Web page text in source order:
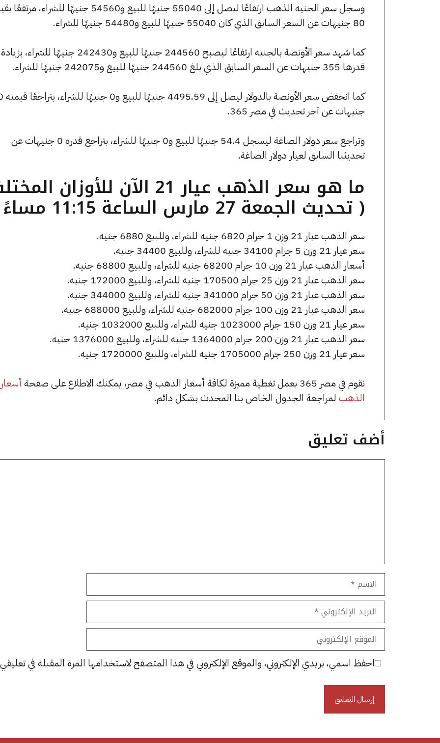
وسجل سعر الجنيه الذهب ارتفاعًا ليصل إلى 55040 جنيهًا للبيع و54560 جنيهًا للشراء،
80 جنيهات عن السعر السابق الذي كان 55040 جنيهًا للبيع و54480 جنيهًا للشراء.
كما شهد سعر الأونصة بالجنيه ارتفاعًا ليصبح 244560 جنيهًا للبيع و242430 جنيهًا للشراء، بزيادة
قدرها 355 جنيهات عن السعر السابق الذي بلغ 244560 جنيهًا للبيع و242075 جنيهًا للشراء.
كما انخفض سعر الأونصة بالدولار
جنيهات عن آخر تحديث في مصر 365.
وتراجع سعر دولار الصاغة ليسجل 54.4 جنيهًا للبيع و0 جنيهًا للشراء، بتراجع قدره 0 جنيهات عن
تحديثنا السابق لعيار دولار الصاغة.
ما هو سعر الذهب عيار 21 الآن للأوزان
( تحديث الجمعة 27 مارس الساعة 11:15 مساءً )
سعر الذهب عيار 21 وزن 1 جرام 6820 جنيه للشراء، وللبيع 6880 جنيه.
سعر عيار 21 وزن 5 جرام 34100 جنيه للشراء، وللبيع 34400 جنيه.
أسعار الذهب عيار 21 وزن 10 جرام 68200 جنيه للشراء، وللبيع 68800 جنيه.
سعر الذهب عيار 21 وزن 25 جرام 170500 جنيه للشراء، وللبيع 172000 جنيه.
سعر الذهب عيار 21 وزن 50 جرام 341000 جنيه للشراء، وللبيع 344000 جنيه.
سعر الذهب عيار 21 وزن 100 جرام 682000 جنيه للشراء، وللبيع 688000 جنيه.
سعر عيار 21 وزن 150 جرام 1023000 جنيه للشراء، وللبيع 1032000 جنيه.
سعر الذهب عيار 21 وزن 200 جرام 1364000 جنيه للشراء، وللبيع 1376000 جنيه.
سعر عيار 21 وزن 250 جرام 1705000 جنيه للشراء، وللبيع 1720000 جنيه.
نقوم في مصر 365 بعمل تغطية مميزة لكافة أسعار الذهب في مصر، يمكنك الاطلاع على صفحة
أسعار
الذهب لمراجعة الجدول الخاص بنا المحدث بشكل دائم.
أضف تعليق
الاسم
البريد
الإلكتروني
الموقع
الإلكتروني
احفظ اسمي، بريدي الإلكتروني، والموقع الإلكتروني في هذا المتصفح لاستخدامها المرة المقبلة في